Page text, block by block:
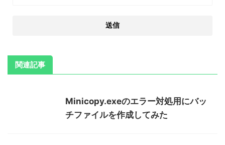
関連記事
Minicopy.exeのエラー対処用にバッ
チファイルを作成してみた